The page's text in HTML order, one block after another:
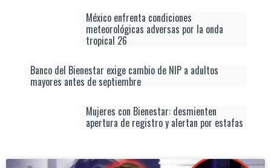
México enfrenta condiciones
meteorológicas adversas por la onda
tropical 26
Banco del Bienestar exige cambio de NIP a adultos
mayores antes de septiembre
Mujeres con Bienestar: desmienten
apertura de registro y alertan por estafas